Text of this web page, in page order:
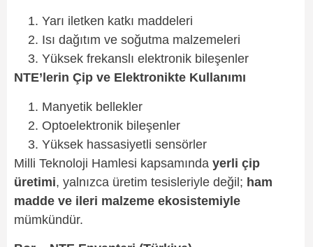
Yarı iletken katkı maddeleri
Isı dağıtım ve soğutma malzemeleri
Yüksek frekanslı elektronik bileşenler
NTE’lerin Çip ve Elektronikte Kullanımı
Manyetik bellekler
Optoelektronik bileşenler
Yüksek hassasiyetli sensörler
Milli Teknoloji Hamlesi kapsamında yerli çip
üretimi, yalnızca üretim tesisleriyle değil; ham
madde ve ileri malzeme ekosistemiyle
mümkündür.